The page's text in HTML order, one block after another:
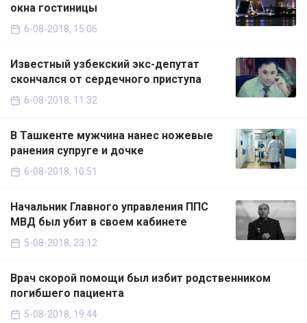
окна гостиницы
6-08-2018, 15:06
Известный узбекский экс-депутат
скончался от сердечного приступа
6-08-2018, 11:32
В Ташкенте мужчина нанес ножевые
ранения супруге и дочке
6-08-2018, 10:51
Начальник Главного управления ППС
МВД был убит в своем кабинете
5-08-2018, 23:12
Врач скорой помощи был избит родственником
погибшего пациента
5-08-2018, 19:44